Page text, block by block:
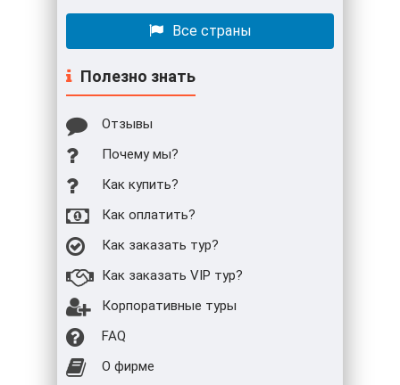
Все страны
Полезно знать
Отзывы
Почему мы?
Как купить?
Как оплатить?
Как заказать тур?
Как заказать VIP тур?
Корпоративные туры
FAQ
О фирме